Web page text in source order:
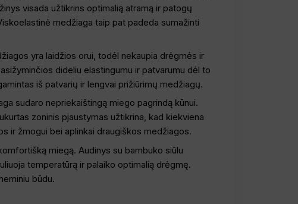
visada užtikrins optimalią atramą ir patogų
medžiaga taip pat padeda sumažinti
yra laidžios orui, todėl nekaupia drėgmės ir
dideliu elastingumu ir patvarumu dėl to
iš patvarių ir lengvai prižiūrimų medžiagų.
sudaro nepriekaištingą miego pagrindą kūnui.
zoninis pjaustymas užtikrina, kad kiekviena
ir žmogui bei aplinkai draugiškos medžiagos.
miegą. Audinys su bambuko siūlu
temperatūrą ir palaiko optimalią drėgmę.
būdu.